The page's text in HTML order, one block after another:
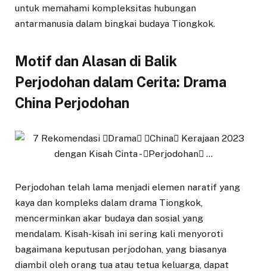
untuk memahami kompleksitas hubungan
antarmanusia dalam bingkai budaya Tiongkok.
Motif dan Alasan di Balik
Perjodohan dalam Cerita: Drama
China Perjodohan
Perjodohan telah lama menjadi elemen naratif yang
kaya dan kompleks dalam drama Tiongkok,
mencerminkan akar budaya dan sosial yang
mendalam. Kisah-kisah ini sering kali menyoroti
bagaimana keputusan perjodohan, yang biasanya
diambil oleh orang tua atau tetua keluarga, dapat